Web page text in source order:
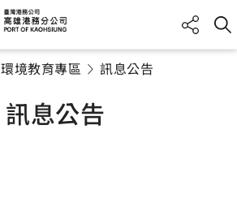
環境教育專區 訊息公告
訊息公告